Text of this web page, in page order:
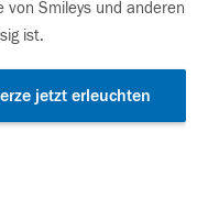
von Smileys und anderen
ist.
jetzt erleuchten